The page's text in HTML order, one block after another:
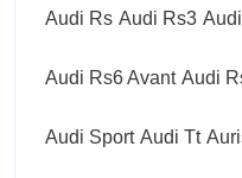
Audi Rs Audi Rs3
Audi Rs6 Avant Audi
Audi Sport Audi Tt